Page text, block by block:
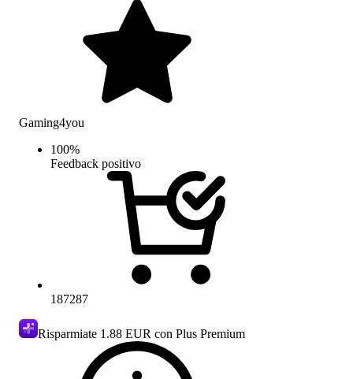
Gaming4you
100%
Feedback positivo
187287
Risparmiate 1.88 EUR con Plus Premium